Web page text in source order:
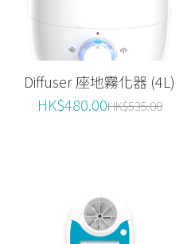
Diffuser 座地霧化器 (4L)
HK$480.00HK$535.00